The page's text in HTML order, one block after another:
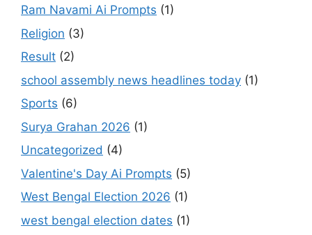
Ram Navami Ai Prompts (1)
Religion (3)
Result (2)
school assembly news headlines today (1)
Sports (6)
Surya Grahan 2026 (1)
Uncategorized (4)
Valentine's Day Ai Prompts (5)
West Bengal Election 2026 (1)
west bengal election dates (1)